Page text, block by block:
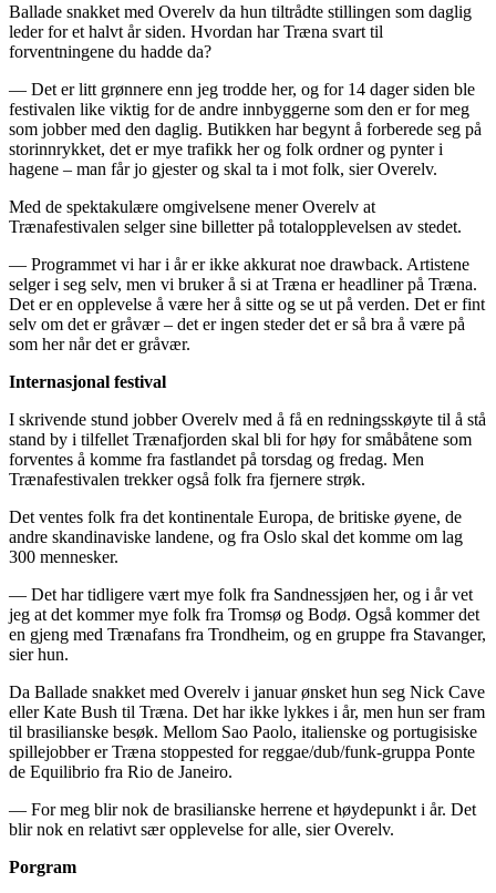
Ballade snakket med Overelv da hun tiltrådte stillingen som daglig
leder for et halvt år siden. Hvordan har Træna svart til
forventningene du hadde da?
— Det er litt grønnere enn jeg trodde her, og for 14 dager siden ble
festivalen like viktig for de andre innbyggerne som den er for meg
som jobber med den daglig. Butikken har begynt å forberede seg på
storinnrykket, det er mye trafikk her og folk ordner og pynter i
hagene – man får jo gjester og skal ta i mot folk, sier Overelv.
Med de spektakulære omgivelsene mener Overelv at
Trænafestivalen selger sine billetter på totalopplevelsen av stedet.
— Programmet vi har i år er ikke akkurat noe drawback. Artistene
selger i seg selv, men vi bruker å si at Træna er headliner på Træna.
Det er en opplevelse å være her å sitte og se ut på verden. Det er fint
selv om det er gråvær – det er ingen steder det er så bra å være på
som her når det er gråvær.
Internasjonal festival
I skrivende stund jobber Overelv med å få en redningsskøyte til å stå
stand by i tilfellet Trænafjorden skal bli for høy for småbåtene som
forventes å komme fra fastlandet på torsdag og fredag. Men
Trænafestivalen trekker også folk fra fjernere strøk.
Det ventes folk fra det kontinentale Europa, de britiske øyene, de
andre skandinaviske landene, og fra Oslo skal det komme om lag
300 mennesker.
— Det har tidligere vært mye folk fra Sandnessjøen her, og i år vet
jeg at det kommer mye folk fra Tromsø og Bodø. Også kommer det
en gjeng med Trænafans fra Trondheim, og en gruppe fra Stavanger,
sier hun.
Da Ballade snakket med Overelv i januar ønsket hun seg Nick Cave
eller Kate Bush til Træna. Det har ikke lykkes i år, men hun ser fram
til brasilianske besøk. Mellom Sao Paolo, italienske og portugisiske
spillejobber er Træna stoppested for reggae/dub/funk-gruppa Ponte
de Equilibrio fra Rio de Janeiro.
— For meg blir nok de brasilianske herrene et høydepunkt i år. Det
blir nok en relativt sær opplevelse for alle, sier Overelv.
Porgram